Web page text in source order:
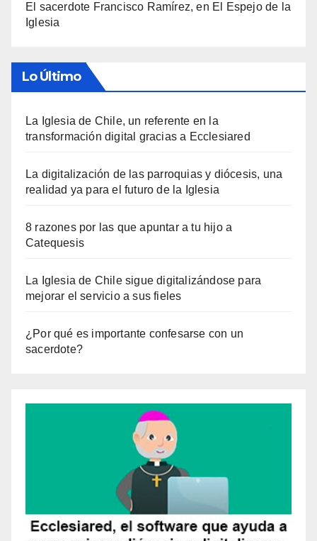
El sacerdote Francisco Ramírez, en El Espejo de la
Iglesia
Lo Último
La Iglesia de Chile, un referente en la
transformación digital gracias a Ecclesiared
La digitalización de las parroquias y diócesis, una
realidad ya para el futuro de la Iglesia
8 razones por las que apuntar a tu hijo a
Catequesis
La Iglesia de Chile sigue digitalizándose para
mejorar el servicio a sus fieles
¿Por qué es importante confesarse con un
sacerdote?